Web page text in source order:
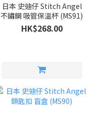
日本 史迪仔 Stitch Angel
不鏽鋼 吸管保溫杯 (MS91)
HK$268.00